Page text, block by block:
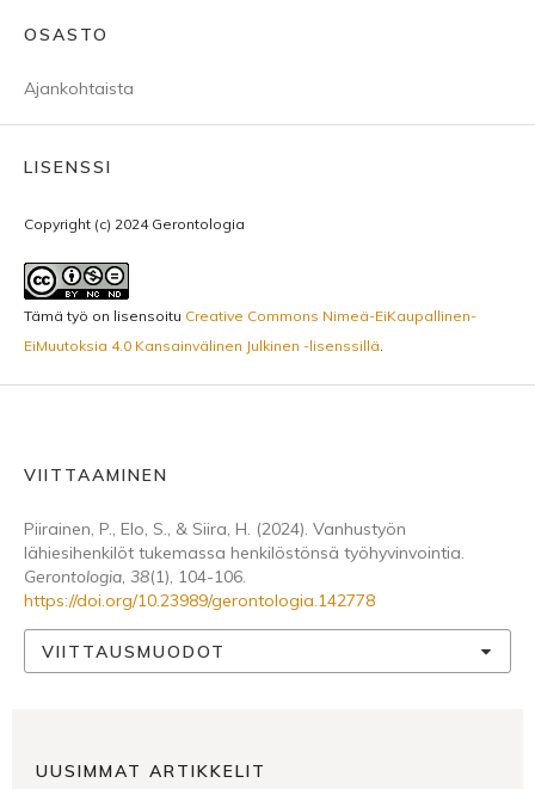
OSASTO
Ajankohtaista
LISENSSI
Copyright (c) 2024 Gerontologia
Tämä työ on lisensoitu Creative Commons Nimeä-EiKaupallinen-
EiMuutoksia 4.0 Kansainvälinen Julkinen -lisenssillä.
VIITTAAMINEN
Piirainen, P., Elo, S., & Siira, H. (2024). Vanhustyön
lähiesihenkilöt tukemassa henkilöstönsä työhyvinvointia.
Gerontologia, 38(1), 104-106.
https://doi.org/10.23989/gerontologia.142778
VIITTAUSMUODOT
UUSIMMAT ARTIKKELIT